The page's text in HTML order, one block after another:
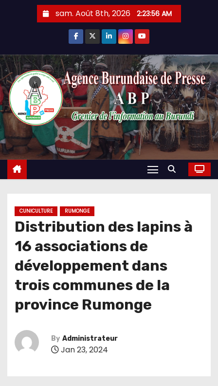
sam. Août 8th, 2026 2:23:57 AM
CUNICULTURE RUMONGE
Distribution des lapins à
16 associations de
développement dans
trois communes de la
province Rumonge
By Administrateur
Jan 23, 2024